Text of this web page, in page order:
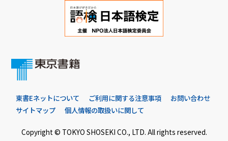
東書Eネットについて ご利用に関する注意事項
お問い合わせ
サイトマップ
個人情報の取扱いに関して
Copyright © TOKYO SHOSEKI CO., LTD. All rights reserved.